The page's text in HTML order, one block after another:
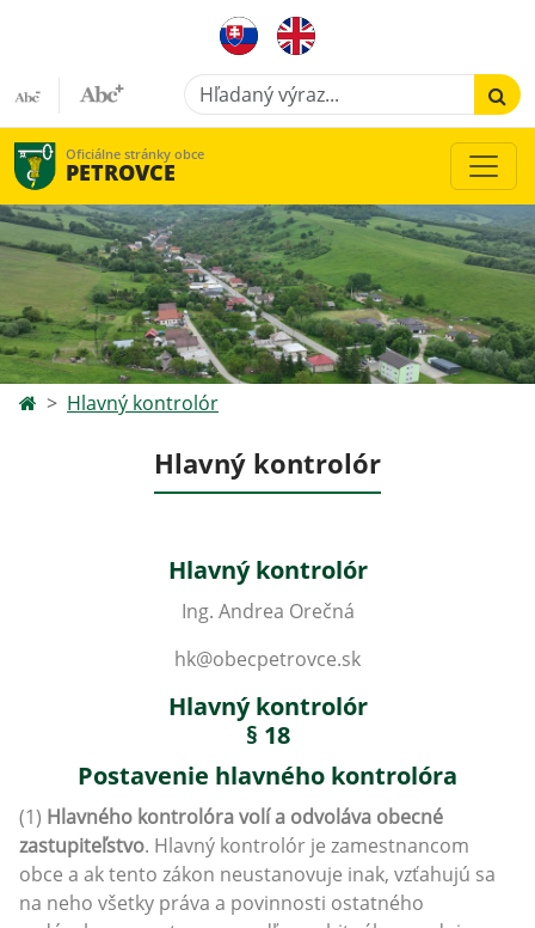
Hľadaný výraz...
Oficiálne stránky obce
PETROVCE
Hlavný kontrolór
Hlavný kontrolór
Hlavný kontrolór
Ing. Andrea Orečná
hk@obecpetrovce.sk
Hlavný kontrolór
§ 18
Postavenie hlavného kontrolóra
(1) Hlavného kontrolóra volí a odvoláva obecné
zastupiteľstvo. Hlavný kontrolór je zamestnancom
obce a ak tento zákon neustanovuje inak, vzťahujú sa
na neho všetky práva a povinnosti ostatného